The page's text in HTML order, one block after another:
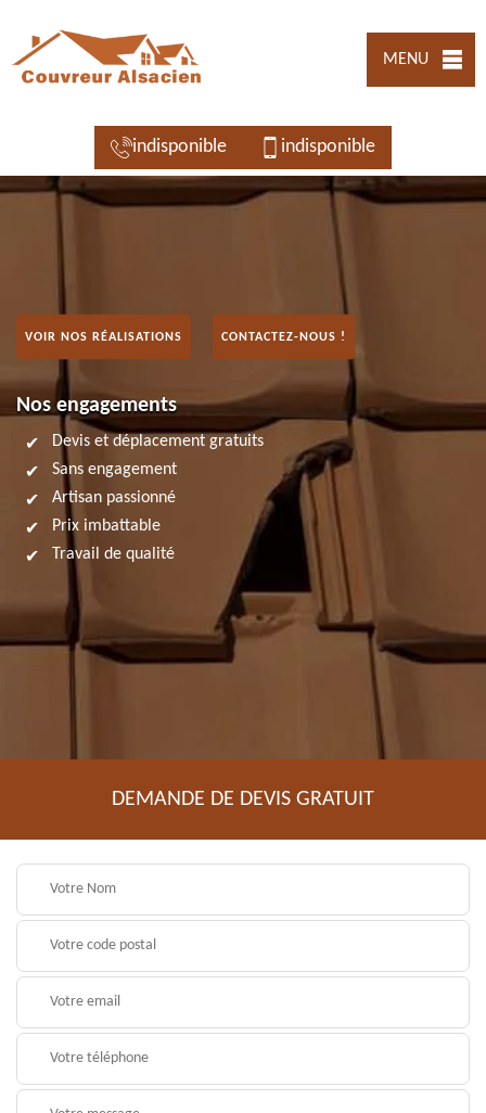
MENU
indisponible indisponible
VOIR NOS RÉALISATIONS CONTACTEZ-NOUS !
Nos engagements
Devis et déplacement gratuits
Sans engagement
Artisan passionné
Prix imbattable
Travail de qualité
DEMANDE DE DEVIS GRATUIT